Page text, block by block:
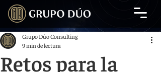
Retos para la
Grupo Dúo Consulting
9 min de lectura